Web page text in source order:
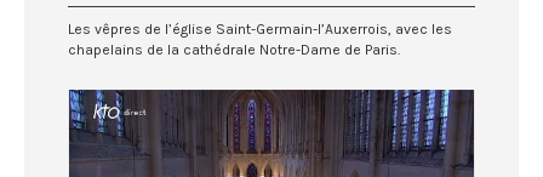
Les vêpres de l’église Saint-Germain-l’Auxerrois, avec les
chapelains de la cathédrale Notre-Dame de Paris.